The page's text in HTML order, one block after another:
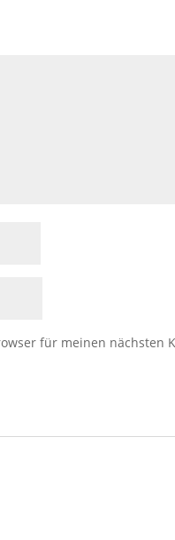
für meinen nächsten